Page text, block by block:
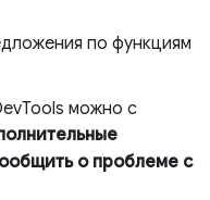
по функциям
можно с
о проблеме с